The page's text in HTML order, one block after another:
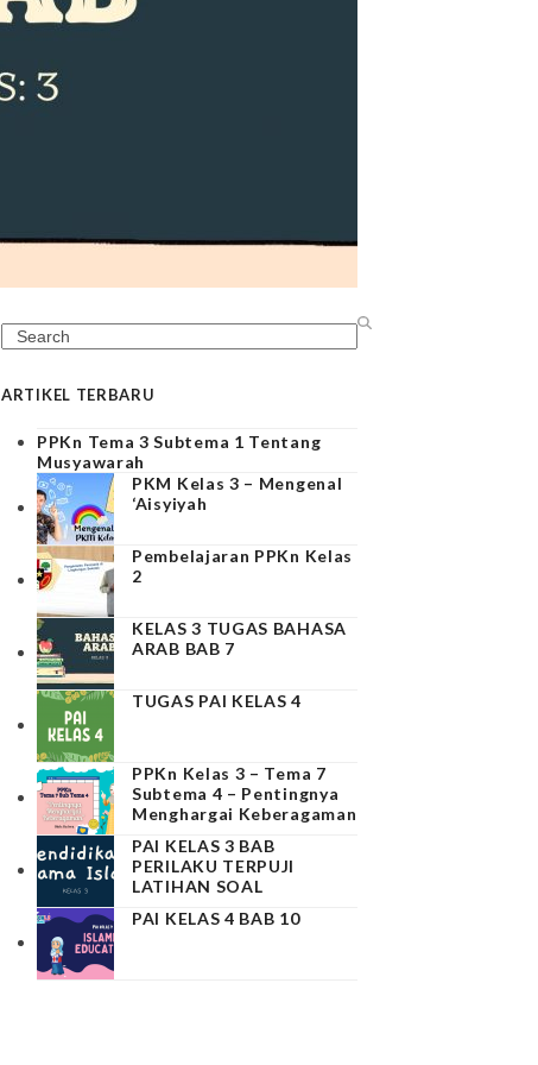
Search
ARTIKEL TERBARU
PPKn Tema 3 Subtema 1 Tentang
Musyawarah
PKM Kelas 3 – Mengenal
‘Aisyiyah
Pembelajaran PPKn Kelas
2
KELAS 3 TUGAS BAHASA
ARAB BAB 7
TUGAS PAI KELAS 4
PPKn Kelas 3 – Tema 7
Subtema 4 – Pentingnya
Menghargai Keberagaman
PAI KELAS 3 BAB
PERILAKU TERPUJI
LATIHAN SOAL
PAI KELAS 4 BAB 10